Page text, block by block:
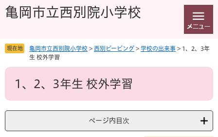
先
を
本
亀岡市立西別院小学校
現在地 亀岡市立西別院小学校 > 西別ピーピング > 学校の出来事 > 1、2、3年
生 校外学習
本
1、2、3年生 校外学習
ページ内目次